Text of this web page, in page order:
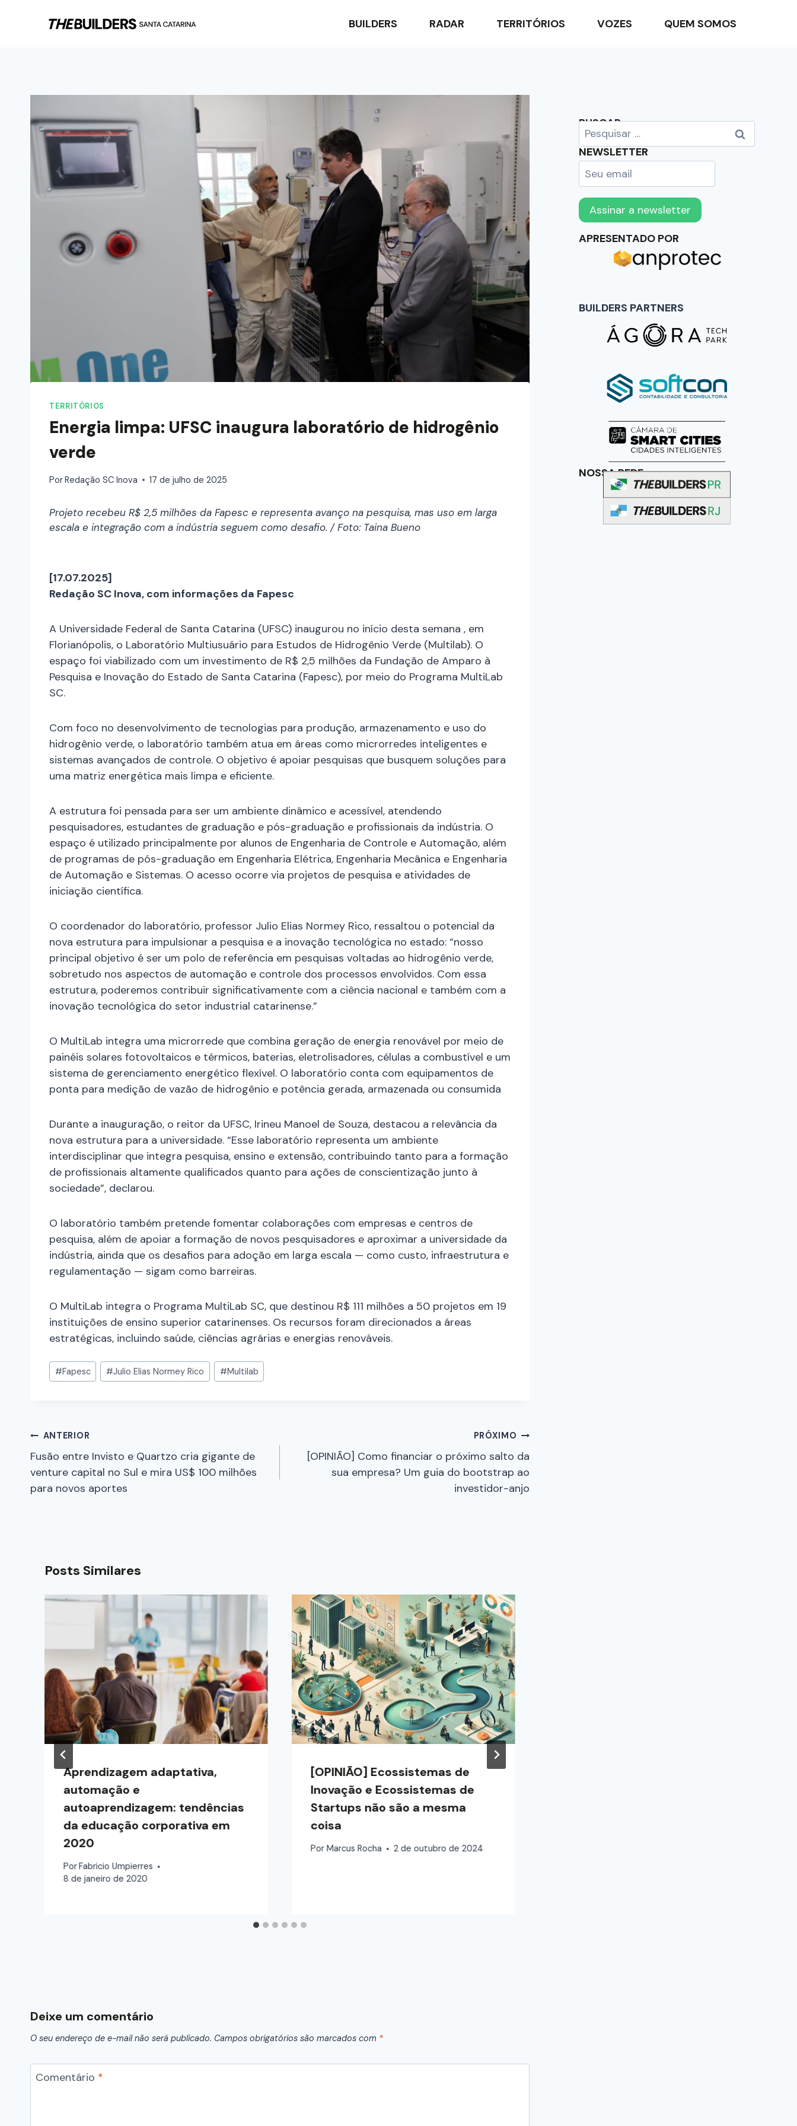
BUILDERS RADAR TERRITÓRIOS VOZES QUEM SOMOS
TERRITÓRIOS
Energia limpa: UFSC inaugura laboratório de hidrogênio
verde
PorRedação SC Inova 17 de julho de 2025
Projeto recebeu R$ 2,5 milhões da Fapesc e representa avanço na pesquisa, mas uso em larga
escala e integração com a indústria seguem como desafio. / Foto: Taina Bueno
[17.07.2025]
Redação SC Inova, com informações da Fapesc
A Universidade Federal de Santa Catarina (UFSC) inaugurou no início desta semana , em
Florianópolis, o Laboratório Multiusuário para Estudos de Hidrogênio Verde (Multilab). O
espaço foi viabilizado com um investimento de R$ 2,5 milhões da Fundação de Amparo à
Pesquisa e Inovação do Estado de Santa Catarina (Fapesc), por meio do Programa MultiLab
SC.
Com foco no desenvolvimento de tecnologias para produção, armazenamento e uso do
hidrogênio verde, o laboratório também atua em áreas como microrredes inteligentes e
sistemas avançados de controle. O objetivo é apoiar pesquisas que busquem soluções para
uma matriz energética mais limpa e eficiente.
A estrutura foi pensada para ser um ambiente dinâmico e acessível, atendendo
pesquisadores, estudantes de graduação e pós-graduação e profissionais da indústria. O
espaço é utilizado principalmente por alunos de Engenharia de Controle e Automação, além
de programas de pós-graduação em Engenharia Elétrica, Engenharia Mecânica e Engenharia
de Automação e Sistemas. O acesso ocorre via projetos de pesquisa e atividades de
iniciação científica.
O coordenador do laboratório, professor Julio Elias Normey Rico, ressaltou o potencial da
nova estrutura para impulsionar a pesquisa e a inovação tecnológica no estado: “nosso
principal objetivo é ser um polo de referência em pesquisas voltadas ao hidrogênio verde,
sobretudo nos aspectos de automação e controle dos processos envolvidos. Com essa
estrutura, poderemos contribuir significativamente com a ciência nacional e também com a
inovação tecnológica do setor industrial catarinense.”
O MultiLab integra uma microrrede que combina geração de energia renovável por meio de
painéis solares fotovoltaicos e térmicos, baterias, eletrolisadores, células a combustível e um
sistema de gerenciamento energético flexível. O laboratório conta com equipamentos de
ponta para medição de vazão de hidrogênio e potência gerada, armazenada ou consumida
Durante a inauguração, o reitor da UFSC, Irineu Manoel de Souza, destacou a relevância da
nova estrutura para a universidade. “Esse laboratório representa um ambiente
interdisciplinar que integra pesquisa, ensino e extensão, contribuindo tanto para a formação
de profissionais altamente qualificados quanto para ações de conscientização junto à
sociedade”, declarou.
O laboratório também pretende fomentar colaborações com empresas e centros de
pesquisa, além de apoiar a formação de novos pesquisadores e aproximar a universidade da
indústria, ainda que os desafios para adoção em larga escala — como custo, infraestrutura e
regulamentação — sigam como barreiras.
O MultiLab integra o Programa MultiLab SC, que destinou R$ 111 milhões a 50 projetos em 19
instituições de ensino superior catarinenses. Os recursos foram direcionados a áreas
estratégicas, incluindo saúde, ciências agrárias e energias renováveis.
#Fapesc #Julio Elias Normey Rico #Multilab
ANTERIOR
Fusão entre Invisto e Quartzo cria gigante de
venture capital no Sul e mira US$ 100 milhões
para novos aportes
PRÓXIMO
[OPINIÃO] Como financiar o próximo salto da
sua empresa? Um guia do bootstrap ao
investidor-anjo
Posts Similares
Aprendizagem adaptativa,
automação e
autoaprendizagem: tendências
da educação corporativa em
2020
PorFabricio Umpierres
8 de janeiro de 2020
[OPINIÃO] Ecossistemas de
Inovação e Ecossistemas de
Startups não são a mesma
coisa
Por Marcus Rocha 2 de outubro de 2024
Deixe um comentário
O seu endereço de e-mail não será publicado. Campos obrigatórios são marcados com *
Comentário *
BUSCAR
NEWSLETTER
APRESENTADO POR
BUILDERS PARTNERS
NOSSA REDE